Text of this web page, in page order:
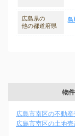
広島県の
他の都道府県
鳥
物
広島市南区の不動
広島市南区の土地